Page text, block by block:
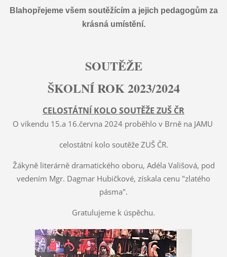
Blahopřejeme všem soutěžícím a jejich pedagogům za
krásná umístění.
SOUTĚŽE
ŠKOLNÍ ROK 2023/2024
CELOSTÁTNÍ KOLO SOUTĚŽE ZUŠ ČR
O víkendu 15.a 16.června 2024 proběhlo v Brně na JAMU
celostátní kolo soutěže ZUŠ ČR.
Žákyně literárně dramatického oboru, Adéla Vališová, pod
vedením Mgr. Dagmar Hubičkové, získala cenu "zlatého
pásma".
Gratulujeme k úspěchu.